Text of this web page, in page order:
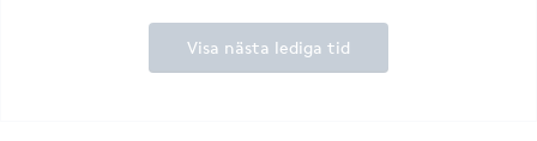
Visa nästa lediga tid